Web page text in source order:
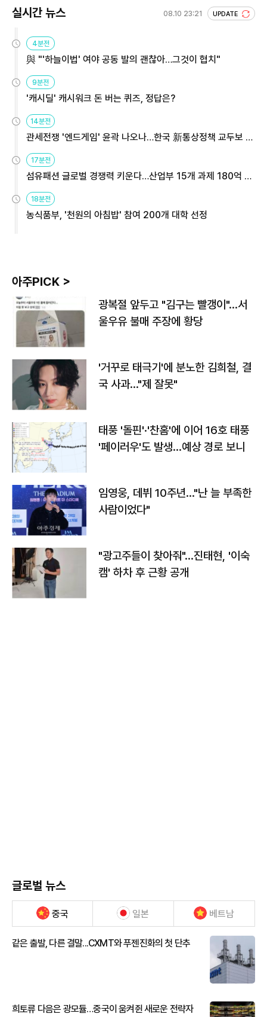
실시간 뉴스 08.10 23:21 UPDATE
4분전
與 "'하늘이법' 여야 공동 발의 괜찮아…그것이 협치"
9분전
'캐시딜' 캐시워크 돈 버는 퀴즈, 정답은?
14분전
관세전쟁 '엔드게임' 윤곽 나오나…한국 新통상정책 교두보 활
용해야
17분전
섬유패션 글로벌 경쟁력 키운다…산업부 15개 과제 180억 지
원
18분전
농식품부, '천원의 아침밥' 참여 200개 대학 선정
아주PICK >
광복절 앞두고 "김구는 빨갱이"…서
울우유 불매 주장에 황당
'거꾸로 태극기'에 분노한 김희철, 결
국 사과…"제 잘못"
태풍 '돌핀'·'찬홈'에 이어 16호 태풍
'페이러우'도 발생…예상 경로 보니
임영웅, 데뷔 10주년…"난 늘 부족한
사람이었다"
"광고주들이 찾아줘"…진태현, '이숙
캠' 하차 후 근황 공개
글로벌 뉴스
중국 일본 베트남
같은 출발, 다른 결말...CXMT와 푸젠진화의 첫 단추
희토류 다음은 광모듈…중국이 움켜쥔 새로운 전략자